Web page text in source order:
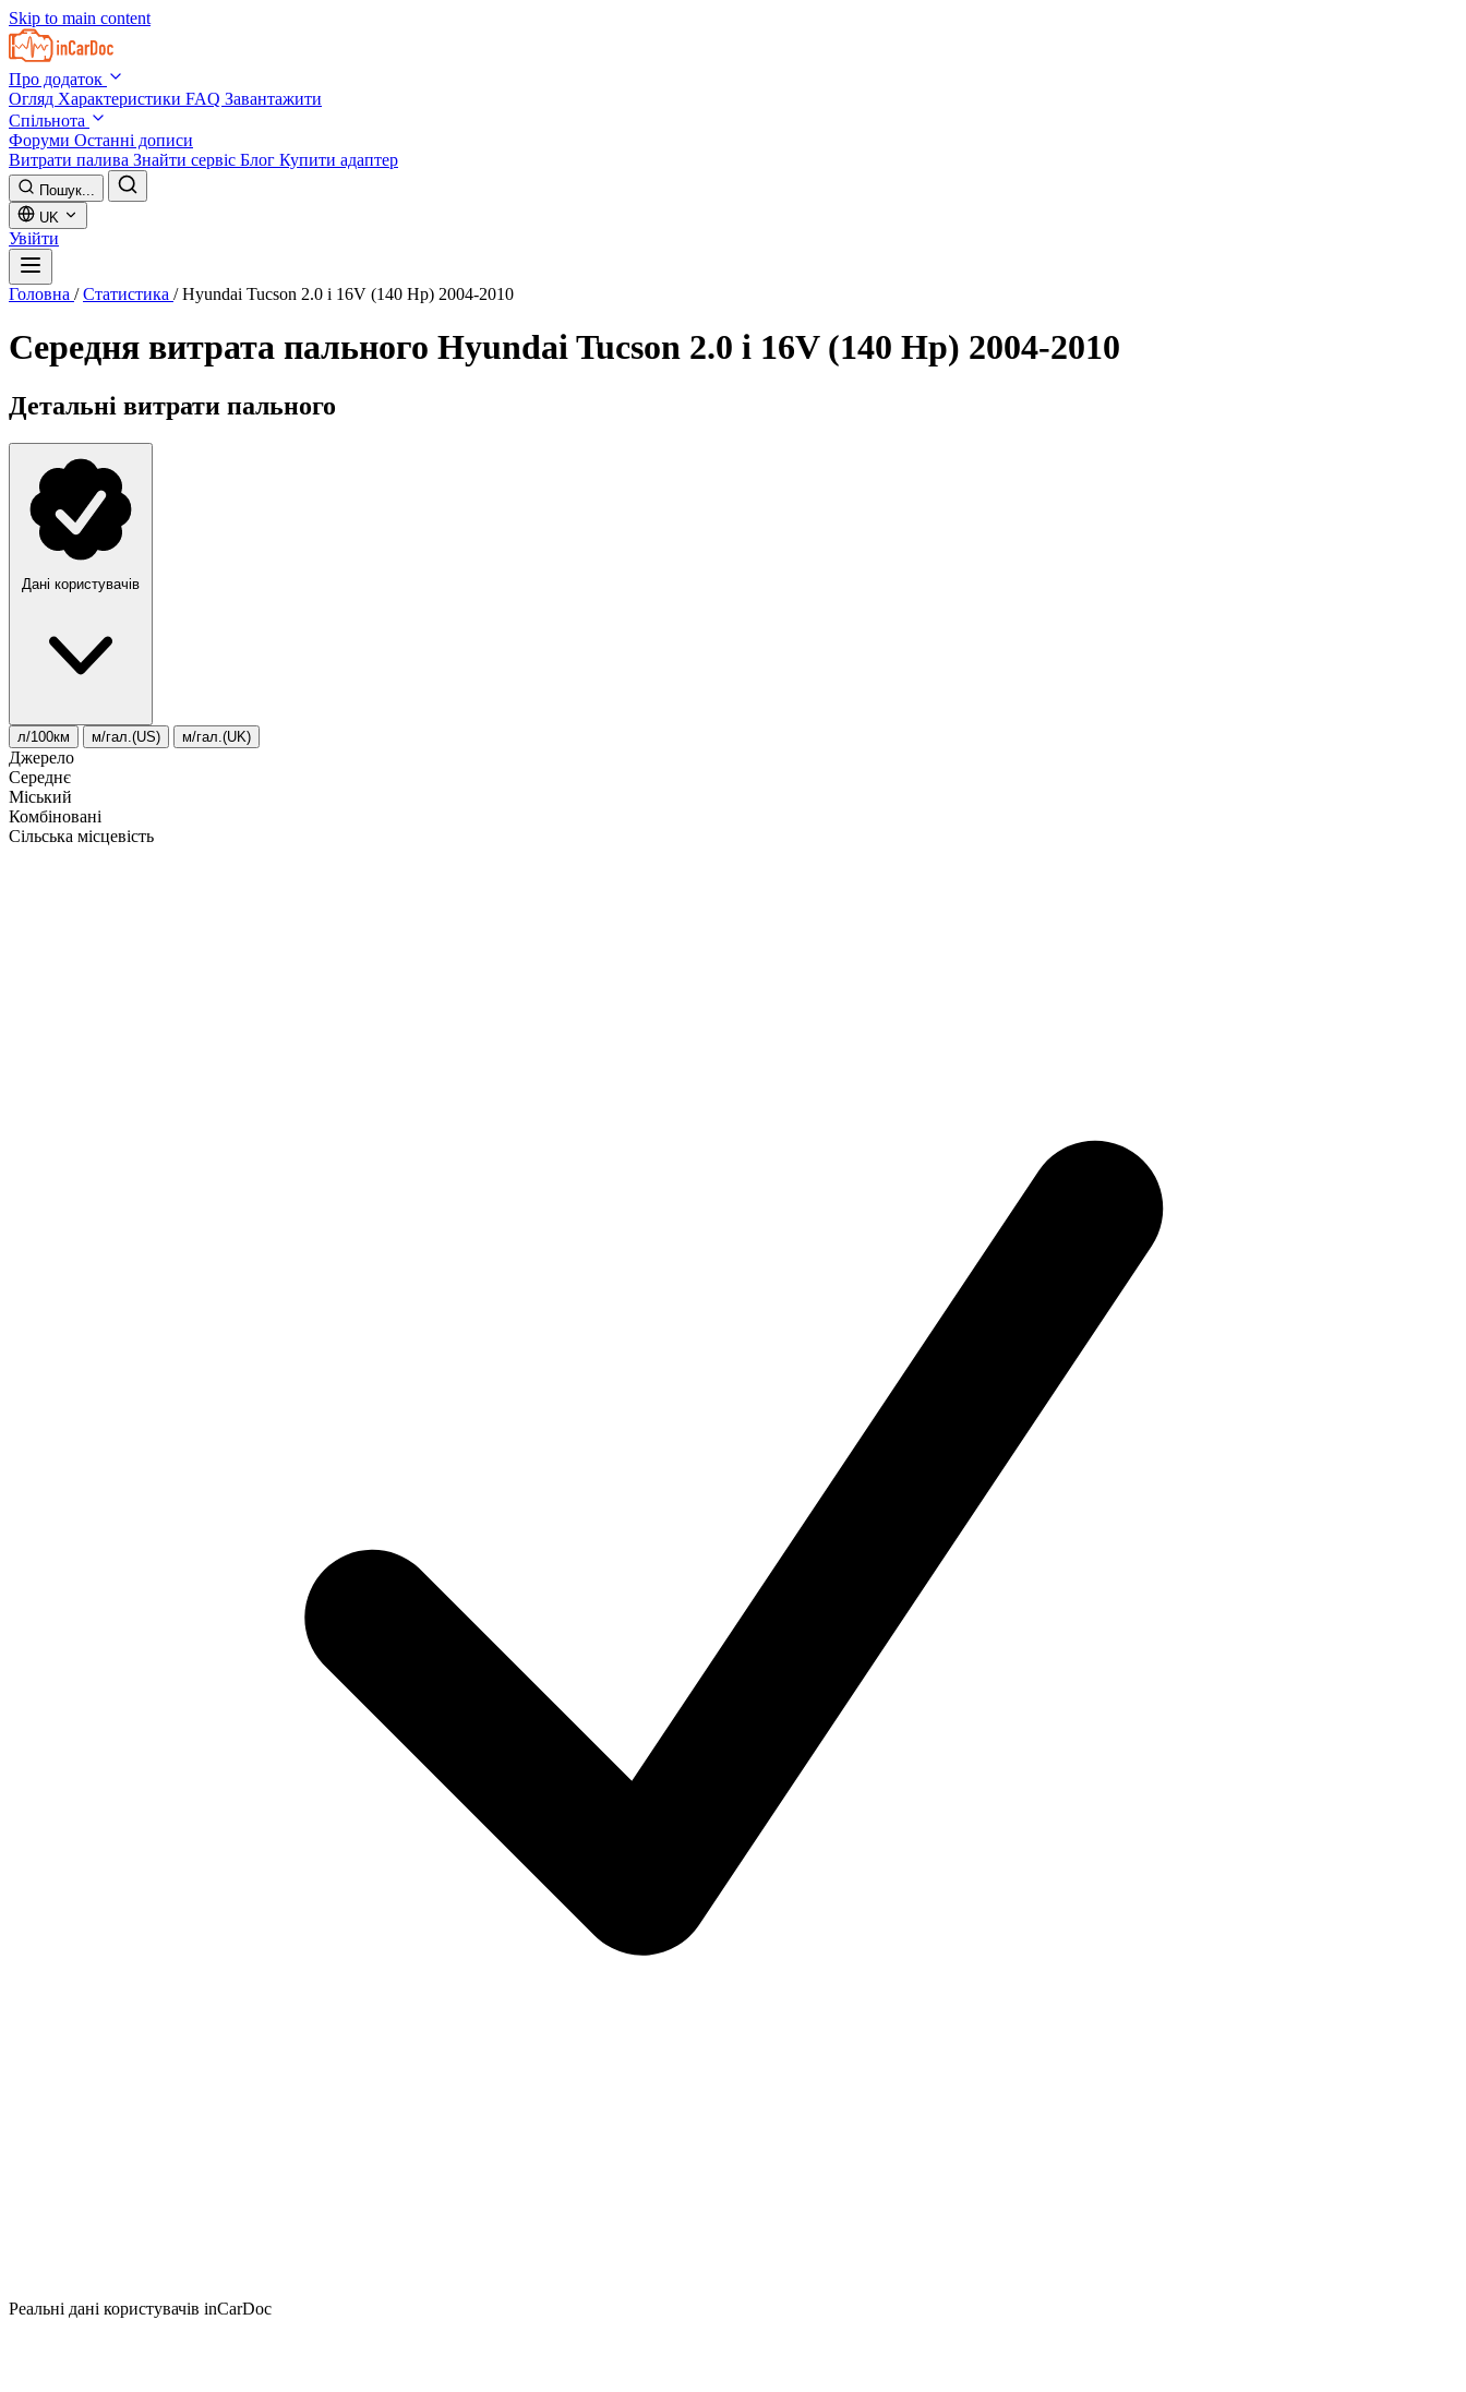
Skip to main content
Про додаток
Огляд Характеристики FAQ Завантажити
Спільнота
Форуми Останні дописи
Витрати палива Знайти сервіс Блог Купити адаптер
Пошук...
UK
Увійти
Головна / Статистика / Hyundai Tucson 2.0 i 16V (140 Hp) 2004-2010
Середня витрата пального Hyundai Tucson 2.0 i 16V (140 Hp) 2004-2010
Детальні витрати пального
Дані користувачів
л/100км м/гал.(US) м/гал.(UK)
Джерело
Середнє
Міський
Комбіновані
Сільська місцевість
Реальні дані користувачів inCarDoc